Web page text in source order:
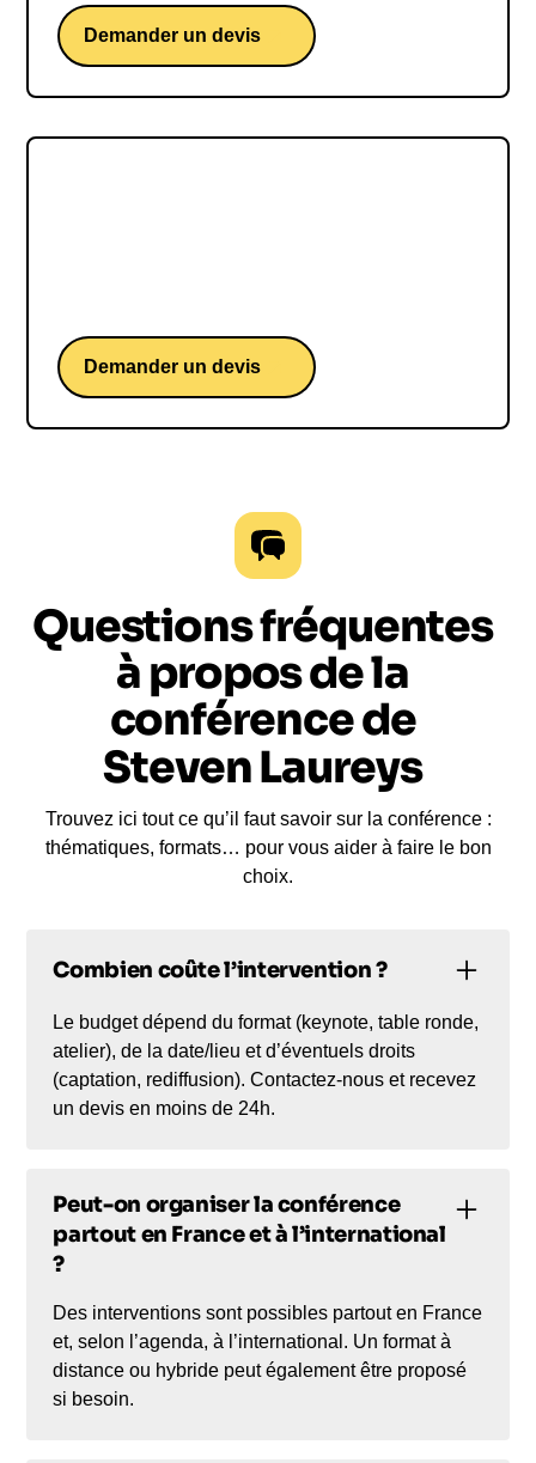
Demander un devis
Demander un devis
Questions fréquentes
à propos de la
conférence de
Steven Laureys
Trouvez ici tout ce qu’il faut savoir sur la conférence :
thématiques, formats… pour vous aider à faire le bon
choix.
Combien coûte l’intervention ?
Le budget dépend du format (keynote, table ronde,
atelier), de la date/lieu et d’éventuels droits
(captation, rediffusion). Contactez-nous et recevez
un devis en moins de 24h.
Peut-on organiser la conférence
partout en France et à l’international
?
Des interventions sont possibles partout en France
et, selon l’agenda, à l’international. Un format à
distance ou hybride peut également être proposé
si besoin.